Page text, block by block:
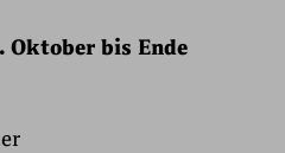
Oktober bis Ende